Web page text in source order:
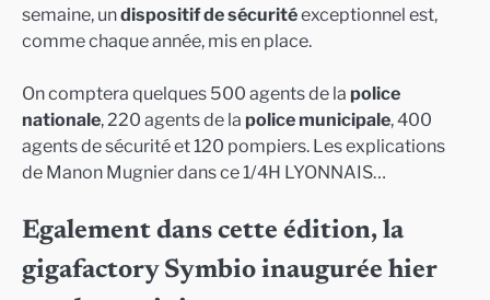
semaine, undispositif de sécuritéexceptionnel est,
comme chaque année, mis en place.
On comptera quelques 500 agents de la police
nationale, 220 agents de la police municipale, 400
agents de sécurité et 120 pompiers. Les explications
de Manon Mugnier dans ce 1/4H LYONNAIS…
Egalement dans cette édition, la
gigafactory Symbio inaugurée hier